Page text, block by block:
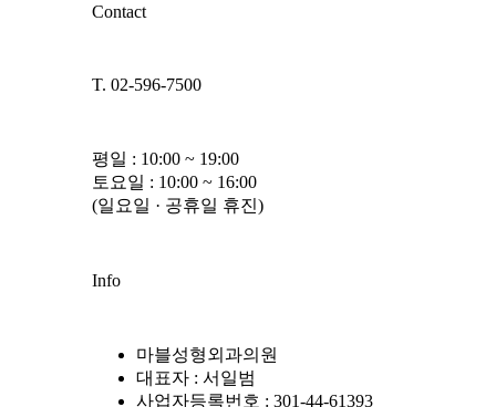
Contact
T. 02-596-7500
평일 : 10:00 ~ 19:00
토요일 : 10:00 ~ 16:00
(일요일 · 공휴일 휴진)
Info
마블성형외과의원
대표자 : 서일범
사업자등록번호 : 301-44-61393